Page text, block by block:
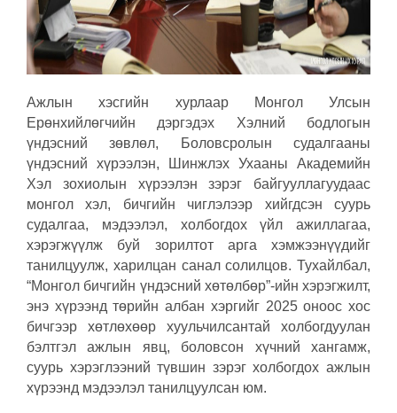
Ажлын хэсгийн хурлаар Монгол Улсын
Ерөнхийлөгчийн дэргэдэх Хэлний бодлогын
үндэсний зөвлөл, Боловсролын судалгааны
үндэсний хүрээлэн, Шинжлэх Ухааны Академийн
Хэл зохиолын хүрээлэн зэрэг байгууллагуудаас
монгол хэл, бичгийн чиглэлээр хийгдсэн суурь
судалгаа, мэдээлэл, холбогдох үйл ажиллагаа,
хэрэгжүүлж буй зорилтот арга хэмжээнүүдийг
танилцуулж, харилцан санал солилцов. Тухайлбал,
“Монгол бичгийн үндэсний хөтөлбөр”-ийн хэрэгжилт,
энэ хүрээнд төрийн албан хэргийг 2025 оноос хос
бичгээр хөтлөхөөр хуульчилсантай холбогдуулан
бэлтгэл ажлын явц, боловсон хүчний хангамж,
суурь хэрэглээний түвшин зэрэг холбогдох ажлын
хүрээнд мэдээлэл танилцуулсан юм.